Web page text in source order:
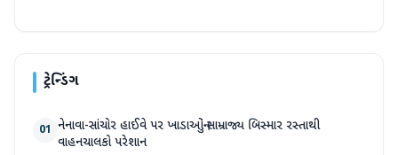
ટ્રેન્ડિંગ
01 નેનાવા-સાંચોર હાઈવે પર ખાડાઓનું સામ્રાજ્ય બિસ્માર રસ્તાથી
વાહનચાલકો પરેશાન